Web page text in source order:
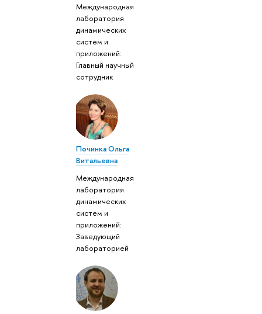
Международная
лаборатория
динамических
систем и
приложений:
Главный научный
сотрудник
Починка Ольга
Витальевна
Международная
лаборатория
динамических
систем и
приложений:
Заведующий
лабораторией